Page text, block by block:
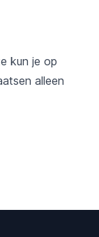
kun je op
alleen